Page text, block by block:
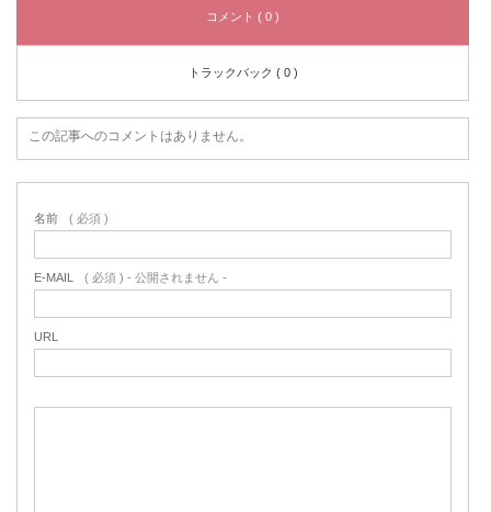
コメント ( 0 )
トラックバック ( 0 )
この記事へのコメントはありません。
名前 ( 必須 )
E-MAIL ( 必須 ) - 公開されません -
URL